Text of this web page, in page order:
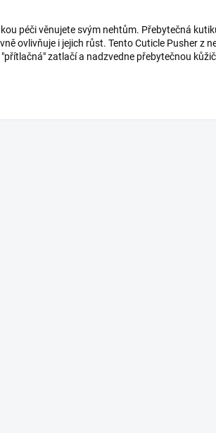
péči věnujete svým nehtům. Přebytečná
ovlivňuje i jejich růst. Tento Cuticle Pusher z
zatlačí a nadzvedne přebytečnou